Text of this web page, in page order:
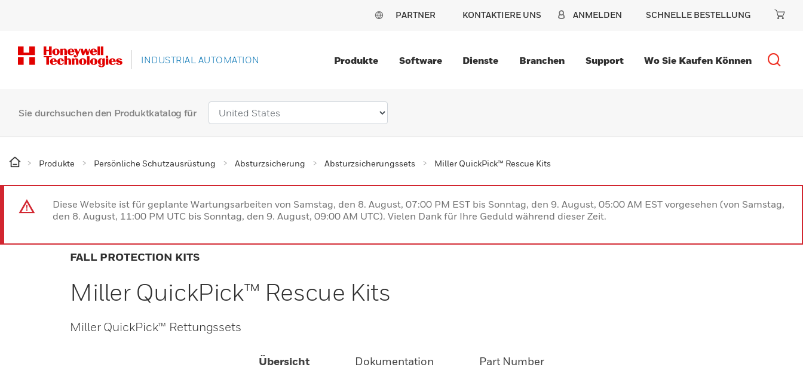
PARTNER KONTAKTIERE UNS ANMELDEN SCHNELLE BESTELLUNG
INDUSTRIAL AUTOMATION Produkte Software Dienste Branchen Support Wo Sie Kaufen Können
Sie durchsuchen den Produktkatalog für
Produkte Persönliche Schutzausrüstung Absturzsicherung Absturzsicherungssets Miller QuickPick™ Rescue Kits
Diese Website ist für geplante Wartungsarbeiten von Samstag, den 8. August, 07:00 PM EST bis Sonntag, den 9. August, 05:00 AM EST vorgesehen (von Samstag,
den 8. August, 11:00 PM UTC bis Sonntag, den 9. August, 09:00 AM UTC). Vielen Dank für Ihre Geduld während dieser Zeit.
FALL PROTECTION KITS
Miller QuickPick™ Rescue Kits
Miller QuickPick™ Rettungssets
Übersicht Dokumentation Part Number